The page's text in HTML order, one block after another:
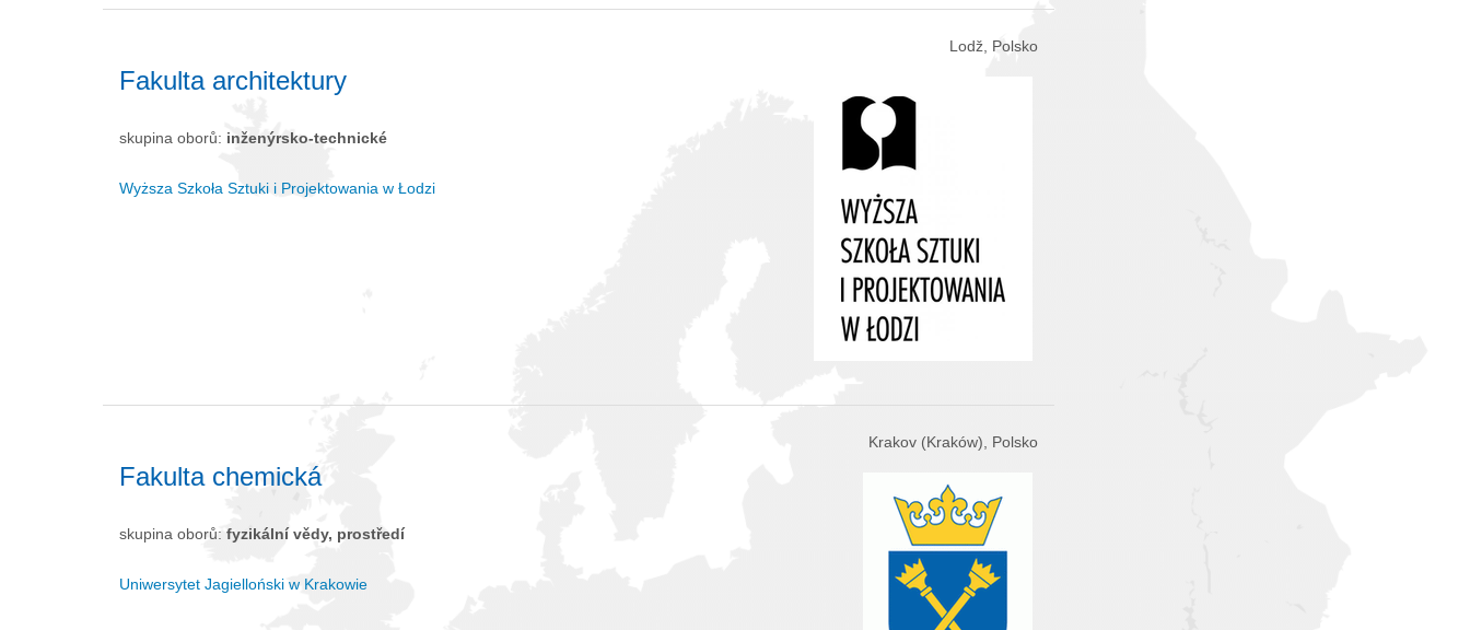
Lodž, Polsko
Fakulta architektury
skupina oborů: inženýrsko-technické
Wyższa Szkoła Sztuki i Projektowania w Łodzi
Krakov (Kraków), Polsko
Fakulta chemická
skupina oborů: fyzikální vědy, prostředí
Uniwersytet Jagielloński w Krakowie